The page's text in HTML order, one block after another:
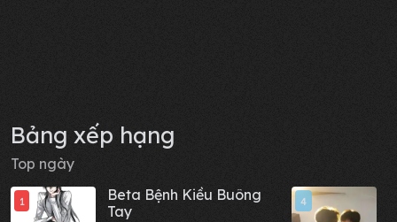
Bảng xếp hạng
Top ngày
1
Beta Bệnh Kiều Buông
Tay
4